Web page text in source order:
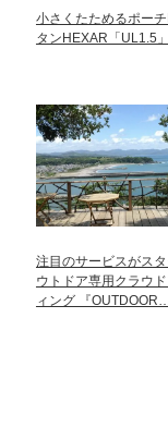
小さくたためるポー
タンHEXAR「UL1.5
注目のサービスがス
ウトドア専用クラウ
ィング 『